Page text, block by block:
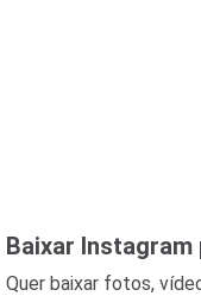
Baixar
Quer baixar fotos,